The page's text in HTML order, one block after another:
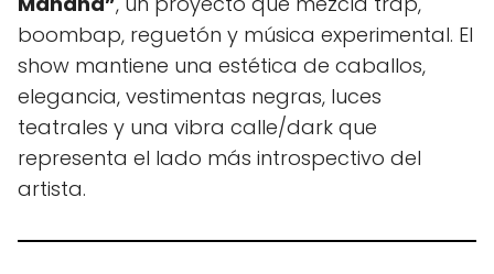
boombap, reguetón y música experimental. El
show mantiene una estética de caballos,
elegancia, vestimentas negras, luces
teatrales y una vibra calle/dark que
representa el lado más introspectivo del
artista.